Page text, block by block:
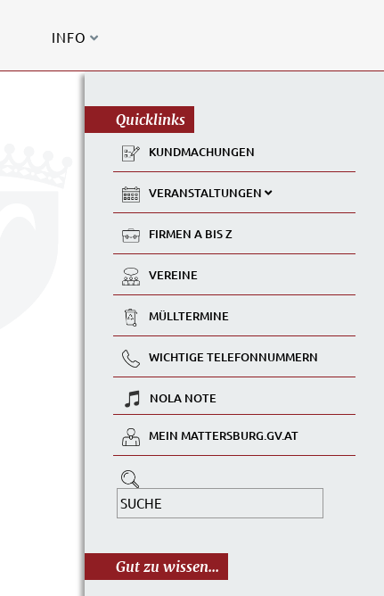
INFO
Quicklinks
KUNDMACHUNGEN
VERANSTALTUNGEN
FIRMEN A BIS Z
VEREINE
MÜLLTERMINE
WICHTIGE TELEFONNUMMERN
NOLA NOTE
MEIN MATTERSBURG.GV.AT
Gut zu wissen...